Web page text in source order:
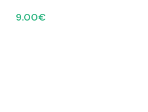
9.00€